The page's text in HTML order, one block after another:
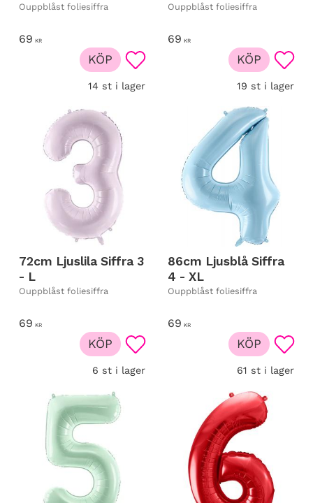
Ouppblåst foliesiffra
69 KR
Lägg till i favoriter
14 st i lager
KÖP
Ouppblåst foliesiffra
69 KR
19 st i lager
KÖP
72cm Ljuslila Siffra 3
- L
Ouppblåst foliesiffra
69 KR
Lägg till i favoriter
6 st i lager
KÖP
86cm Ljusblå Siffra
4 - XL
Ouppblåst foliesiffra
69 KR
61 st i lager
KÖP